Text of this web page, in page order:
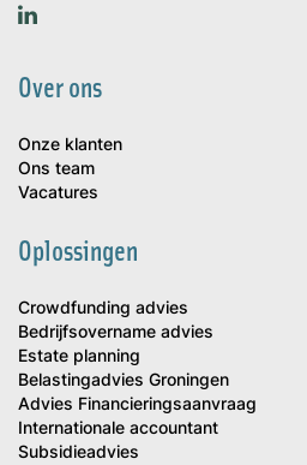
Over ons
Onze klanten
Ons team
Vacatures
Oplossingen
Crowdfunding advies
Bedrijfsovername advies
Estate planning
Belastingadvies Groningen
Advies Financieringsaanvraag
Internationale accountant
Subsidieadvies